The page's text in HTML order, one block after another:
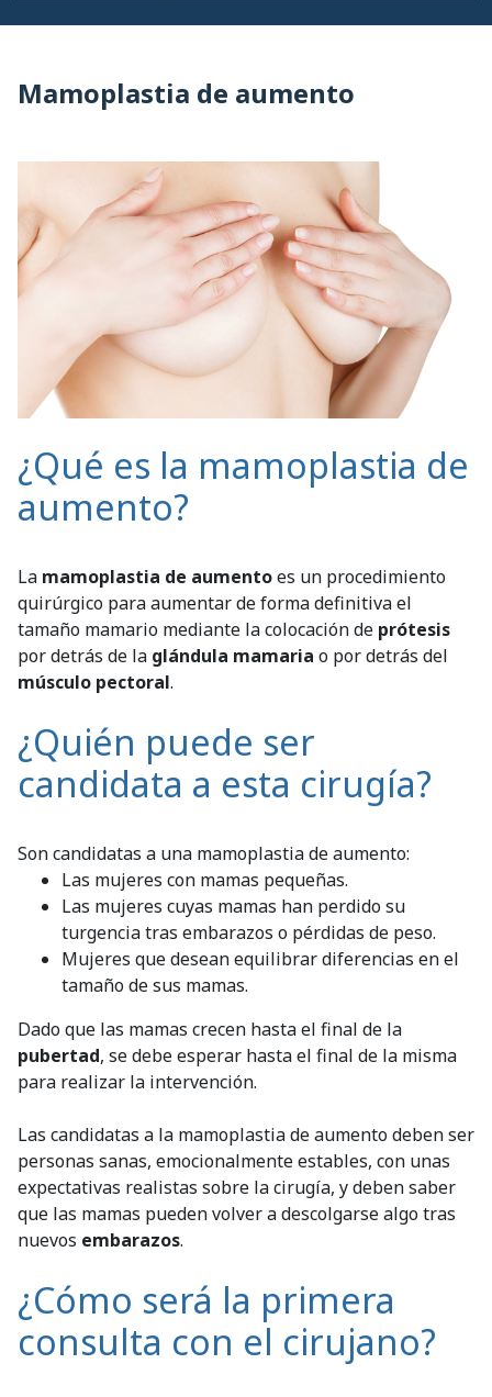
Mamoplastia de aumento
¿Qué es la mamoplastia de
aumento?
La mamoplastia de aumentoes un procedimiento
quirúrgico para aumentar de forma definitiva el
tamaño mamario mediante la colocación de prótesis
por detrás de la glándula mamaria o por detrás del
músculo pectoral.
¿Quién puede ser
candidata a esta cirugía?
Son candidatas a una mamoplastia de aumento:
Las mujeres con mamas pequeñas.
Las mujeres cuyas mamas han perdido su
turgencia tras embarazos o pérdidas de peso.
Mujeres que desean equilibrar diferencias en el
tamaño de sus mamas.
Dado que las mamas crecen hasta el final de la
pubertad, se debe esperar hasta el final de la misma
para realizar la intervención.
Las candidatas a la mamoplastia de aumento deben ser
personas sanas, emocionalmente estables, con unas
expectativas realistas sobre la cirugía, y deben saber
que las mamas pueden volver a descolgarse algo tras
nuevos embarazos.
¿Cómo será la primera
consulta con el cirujano?